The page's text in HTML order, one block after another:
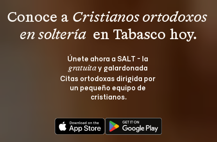
Conoce a Cristianos ortodoxos
en soltería en Tabasco hoy.
Únete ahora a SALT - la
gratuita y galardonada
Citas ortodoxas dirigida por
un pequeño equipo de
cristianos.